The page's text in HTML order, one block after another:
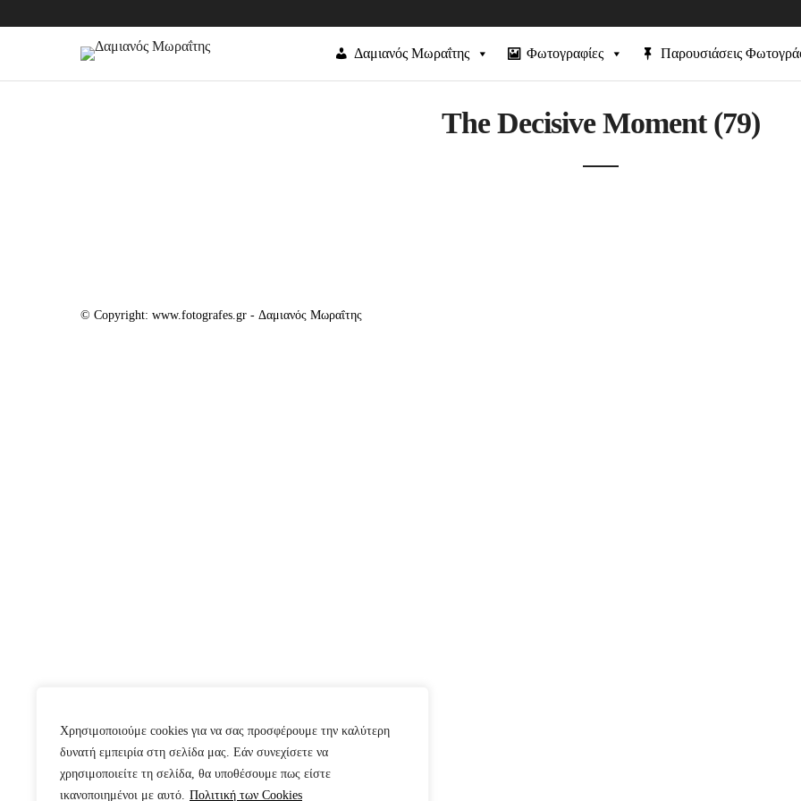
Χρησιμοποιούμε cookies για να σας προσφέρουμε την καλύτερη
δυνατή εμπειρία στη σελίδα μας. Εάν συνεχίσετε να
χρησιμοποιείτε τη σελίδα, θα υποθέσουμε πως είστε
ικανοποιημένοι με αυτό. Πολιτική των Cookies
Δαμιανός Μωραΐτης Φωτογραφίες Παρουσιάσεις
The Decisive Moment (79)
© Copyright: www.fotografes.gr - Δαμιανός Μωραΐτης